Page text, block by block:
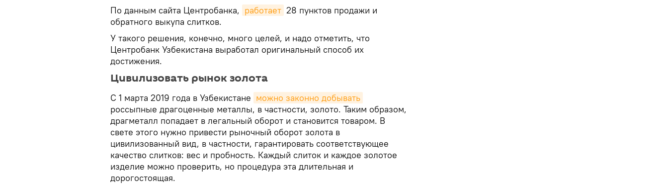
По данным сайта Центробанка, работает 28 пунктов продажи и
обратного выкупа слитков.
У такого решения, конечно, много целей, и надо отметить, что
Центробанк Узбекистана выработал оригинальный способ их
достижения.
Цивилизовать рынок золота
С 1 марта 2019 года в Узбекистане можно законно добывать
россыпные драгоценные металлы, в частности, золото. Таким образом,
драгметалл попадает в легальный оборот и становится товаром. В
свете этого нужно привести рыночный оборот золота в
цивилизованный вид, в частности, гарантировать соответствующее
качество слитков: вес и пробность. Каждый слиток и каждое золотое
изделие можно проверить, но процедура эта длительная и
дорогостоящая.